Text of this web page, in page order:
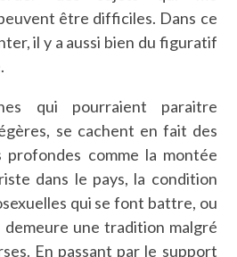
être difficiles. Dans ce
il y a aussi bien du figuratif
qui pourraient paraitre
se cachent en fait des
profondes comme la montée
dans le pays, la condition
qui se font battre, ou
demeure une tradition malgré
En passant par le support